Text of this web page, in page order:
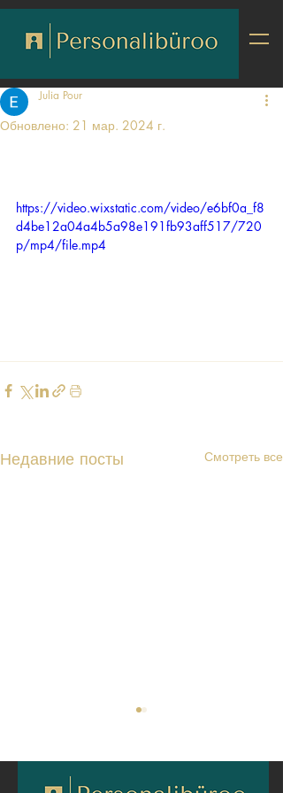
Julia Pour
Обновлено: 21 мар. 2024 г.
https://video.wixstatic.com/video/e6bf0a_f8
d4be12a04a4b5a98e191fb93aff517/720
p/mp4/file.mp4
Недавние посты Смотреть все